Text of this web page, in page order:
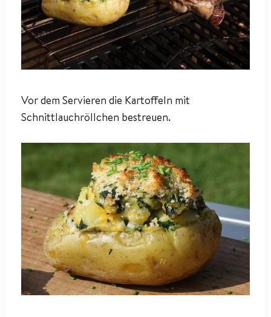
Vor dem Servieren die Kartoffeln mit
Schnittlauchröllchen bestreuen.